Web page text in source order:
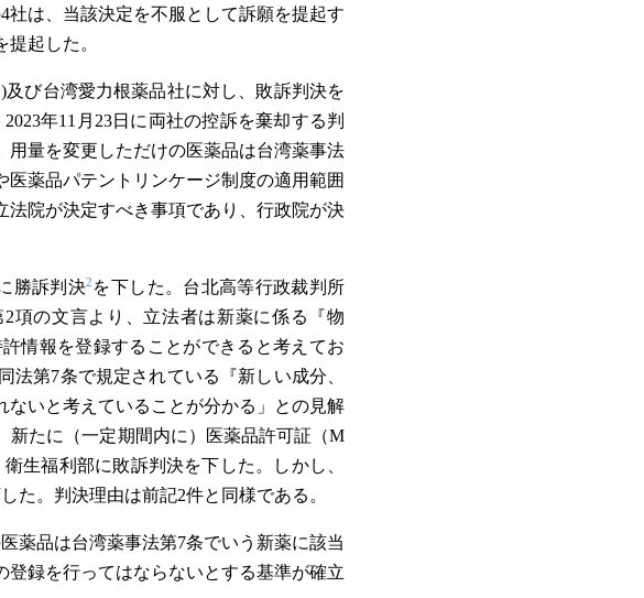
は、当該決定を不服として訴願を提起す
起した。
及び台湾愛力根薬品社に対し、敗訴判決を
年11月23日に両社の控訴を棄却する判
量を変更しただけの医薬品は台湾薬事法
薬品パテントリンケージ制度の適用範囲
院が決定すべき事項であり、行政院が決
勝訴判決2 を下した。台北高等行政裁判所
項の文言より、立法者は新薬に係る『物
情報を登録することができると考えてお
第7条で規定されている『新しい成分、
いと考えていることが分かる」との見解
新たに（一定期間内に）医薬品許可証（M
生福利部に敗訴判決を下した。しかし、
た。判決理由は前記2件と同様である。
薬品は台湾薬事法第7条でいう新薬に該当
録を行ってはならないとする基準が確立